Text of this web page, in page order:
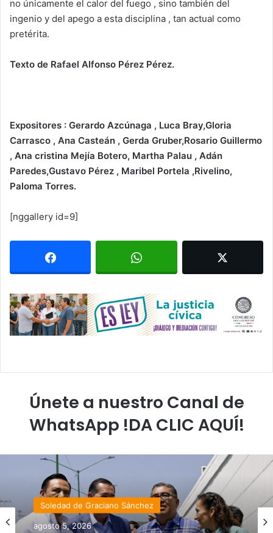
no únicamente el calor del fuego , sino también del
ingenio y del apego a esta disciplina , tan actual como
pretérita.
Texto de Rafael Alfonso Pérez Pérez.
Expositores : Gerardo Azcúnaga , Luca Bray,Gloria
Carrasco , Ana Casteán , Gerda Gruber,Rosario Guillermo
, Ana cristina Mejía Botero, Martha Palau , Adán
Paredes,Gustavo Pérez , Maribel Portela ,Rivelino,
Paloma Torres.
[nggallery id=9]
Únete a nuestro Canal de
WhatsApp !DA CLIC AQUÍ!
Soledad de Graciano Sánchez
agosto 5, 2026